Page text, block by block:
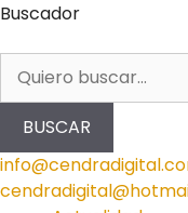
Buscador
BUSCAR